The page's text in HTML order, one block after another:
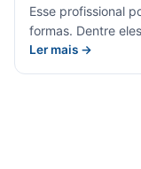
Esse profissional
formas. Dentre
Ler mais →